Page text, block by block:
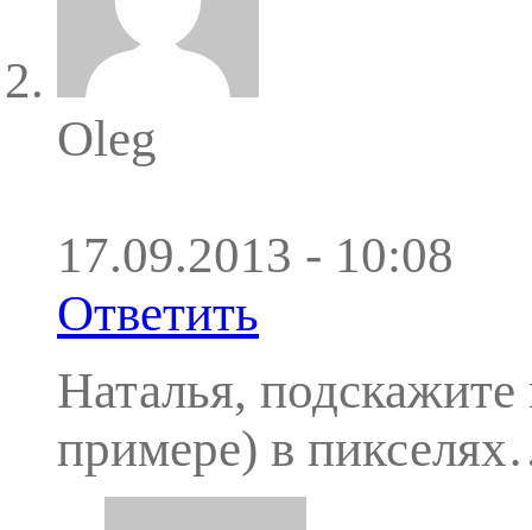
Oleg
17.09.2013 - 10:08
Ответить
Наталья,
примере) в